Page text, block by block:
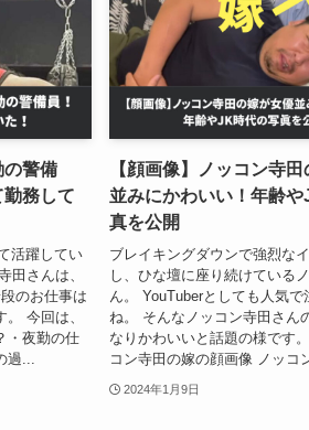
の警備
勤務して
活躍してい
田さんは、
のお仕事は
今回は、
・夜勤の仕
...
【顔画像】ノッコン寺
並みにかわいい！年齢
真を公開
ブレイキングダウンで強烈な
し、ひな壇に座り続けている
ん。 YouTuberとしても人気で
ね。 そんなノッコン寺田さん
なりかわいいと話題の様です
コン寺田の嫁の顔画像 ノッコ
2024年1月9日